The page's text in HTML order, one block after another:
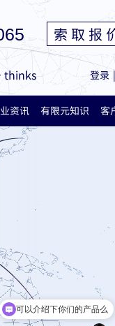
登录 |
索 取 报
thinks
资讯 有限元知识 客
可以介绍下你们的产品么